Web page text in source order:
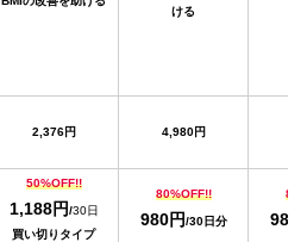
ける
2,376円 4,980円
50%OFF!!
1,188円/30日
買い切りタイプ
80%OFF!!
980円/30日分 980